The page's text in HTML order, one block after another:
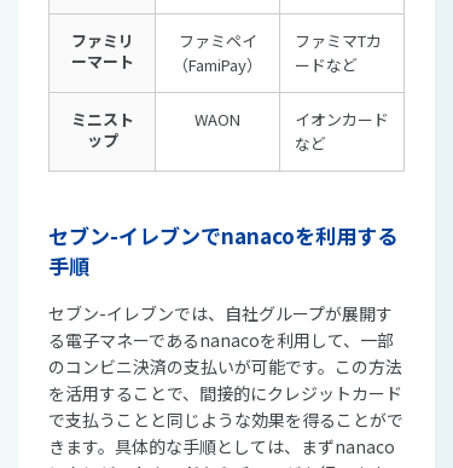
ファミリ
ーマート
ファミペイ
（FamiPay）
ファミマTカ
ードなど
ミニスト
ップ
WAON
イオンカード
など
セブン-イレブンでnanacoを利用する
手順
セブン-イレブンでは、自社グループが展開す
る電子マネーであるnanacoを利用して、一部
のコンビニ決済の支払いが可能です。この方法
を活用することで、間接的にクレジットカード
で支払うことと同じような効果を得ることがで
きます。具体的な手順としては、まずnanaco